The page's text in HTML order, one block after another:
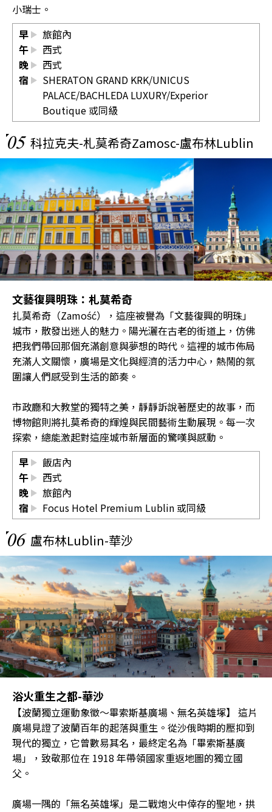
小瑞士。
早
旅館內
午
西式
晚
西式
宿
SHERATON GRAND KRK/UNICUS
PALACE/BACHLEDA LUXURY/Experior
Boutique 或同級
05 科拉克夫-札莫希奇Zamosc-盧布林Lublin
文藝復興明珠：札莫希奇
扎莫希奇（Zamość），這座被譽為「文藝復興的明珠」
城市，散發出迷人的魅力。陽光灑在古老的街道上，仿佛
把我們帶回那個充滿創意與夢想的時代。這裡的城市佈局
充滿人文關懷，廣場是文化與經濟的活力中心，熱鬧的氛
圍讓人們感受到生活的節奏。
市政廳和大教堂的獨特之美，靜靜訴說著歷史的故事，而
博物館則將扎莫希奇的輝煌與民間藝術生動展現。每一次
探索，總能激起對這座城市新層面的驚嘆與感動。
早
飯店內
午
西式
晚
旅館內
宿
Focus Hotel Premium Lublin 或同級
06 盧布林Lublin-華沙
浴火重生之都-華沙
【波蘭獨立運動象徵～畢索斯基廣場、無名英雄塚】 這片
廣場見證了波蘭百年的起落與重生。從沙俄時期的壓抑到
現代的獨立，它曾數易其名，最終定名為「畢索斯基廣
場」，致敬那位在 1918 年帶領國家重返地圖的獨立國
父。
廣場一隅的「無名英雄塚」是二戰炮火中倖存的聖地，拱